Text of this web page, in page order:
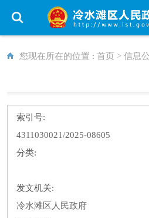
您现在所在的位置 : 首页 > 信息
索引号:
4311030021/2025-08605
分类:
发文机关:
冷水滩区人民政府